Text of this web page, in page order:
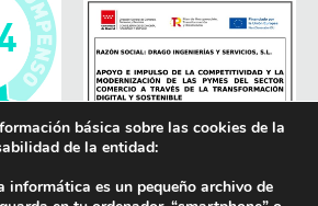
básica sobre las cookies de la
de la entidad:
informática es un pequeño archivo de